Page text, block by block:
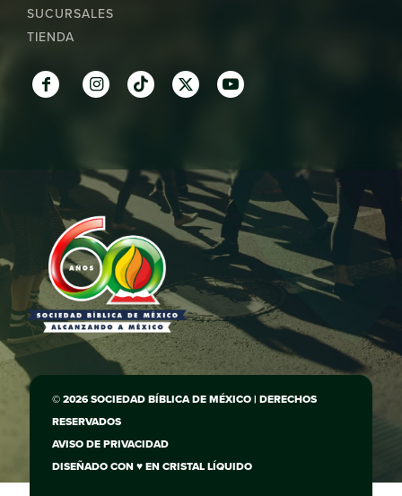
SUCURSALES
TIENDA
© 2026 SOCIEDAD BÍBLICA DE MÉXICO | DERECHOS
RESERVADOS
AVISO DE PRIVACIDAD
DISEÑADO CON ♥ ENCRISTAL LÍQUIDO